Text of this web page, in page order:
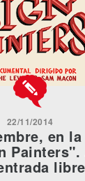
22/11/2014
en
Painters".
libre